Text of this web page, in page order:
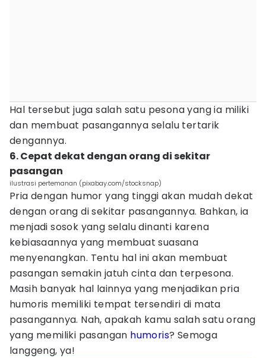
Hal tersebut juga salah satu pesona yang ia miliki
dan membuat pasangannya selalu tertarik
dengannya.
6. Cepat dekat dengan orang di sekitar
pasangan
ilustrasi pertemanan (pixabay.com/stocksnap)
Pria dengan humor yang tinggi akan mudah dekat
dengan orang di sekitar pasangannya. Bahkan, ia
menjadi sosok yang selalu dinanti karena
kebiasaannya yang membuat suasana
menyenangkan. Tentu hal ini akan membuat
pasangan semakin jatuh cinta dan terpesona.
Masih banyak hal lainnya yang menjadikan pria
humoris memiliki tempat tersendiri di mata
pasangannya. Nah, apakah kamu salah satu orang
yang memiliki pasangan humoris? Semoga
langgeng, ya!